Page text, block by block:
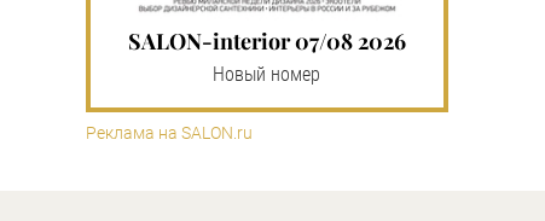
SALON-interior 07/08 2026
Новый номер
Реклама на SALON.ru